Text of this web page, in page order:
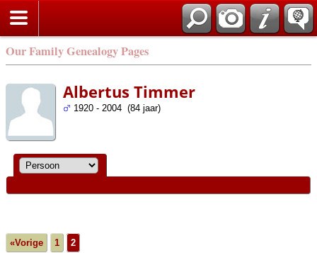
Our Family Genealogy Pages
Albertus Timmer
1920 - 2004 (84 jaar)
«Vorige 1 2